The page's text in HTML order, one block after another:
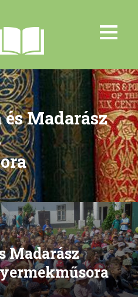
Madarász
Madarász